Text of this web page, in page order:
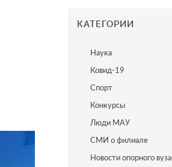
КАТЕГОРИИ
Наука
Ковид-19
Спорт
Конкурсы
Люди МАУ
СМИ о филиале
Новости опорного вуза